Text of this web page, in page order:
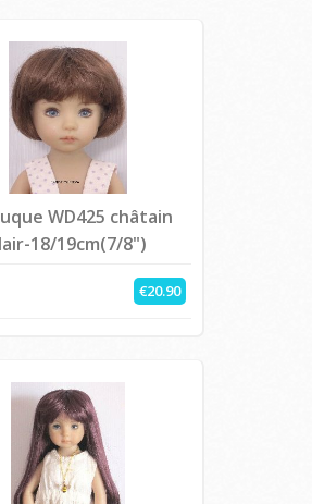
WD425 châtain
18/19cm(7/8")
€20.90